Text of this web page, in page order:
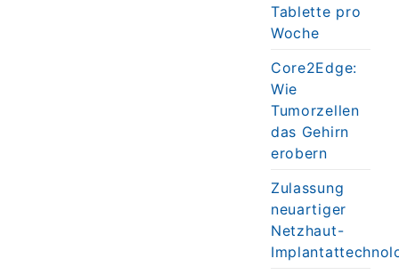
Tablette pro
Woche
Core2Edge:
Wie
Tumorzellen
das Gehirn
erobern
Zulassung
neuartiger
Netzhaut-